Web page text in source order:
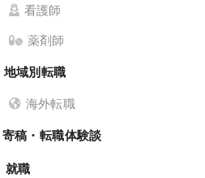
看護師
薬剤師
地域別転職
海外転職
寄稿・転職体験談
就職